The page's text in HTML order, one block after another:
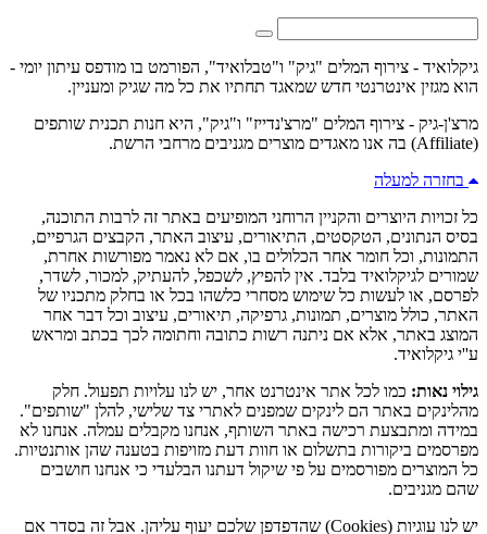
גיקלואיד - צירוף המלים "גיק" ו"טבלואיד", הפורמט בו מודפס עיתון יומי -
הוא מגזין אינטרנטי חדש שמאגד תחתיו את כל מה שגיק ומעניין.
מרצ'ן-גיק - צירוף המלים "מרצ'נדייז" ו"גיק", היא חנות תכנית שותפים
(Affiliate) בה אנו מאגדים מוצרים מגניבים מרחבי הרשת.
בחזרה למעלה
כל זכויות היוצרים והקניין הרוחני המופיעים באתר זה לרבות התוכנה,
בסיס הנתונים, הטקסטים, התיאורים, עיצוב האתר, הקבצים הגרפיים,
התמונות, וכל חומר אחר הכלולים בו, אם לא נאמר מפורשות אחרת,
שמורים לגיקלואיד בלבד. אין להפיץ, לשכפל, להעתיק, למכור, לשדר,
לפרסם, או לעשות כל שימוש מסחרי כלשהו בכל או בחלק מתכניו של
האתר, כולל מוצרים, תמונות, גרפיקה, תיאורים, עיצוב וכל דבר אחר
המוצג באתר, אלא אם ניתנה רשות כתובה וחתומה לכך בכתב ומראש
ע''י גיקלואיד.
גילוי נאות: כמו לכל אתר אינטרנט אחר, יש לנו עלויות תפעול. חלק
מהלינקים באתר הם לינקים שמפנים לאתרי צד שלישי, להלן "שותפים".
במידה ומתבצעת רכישה באתר השותף, אנחנו מקבלים עמלה. אנחנו לא
מפרסמים ביקורות בתשלום או חוות דעת מזויפות בטענה שהן אותנטיות.
כל המוצרים מפורסמים על פי שיקול דעתנו הבלעדי כי אנחנו חושבים
שהם מגניבים.
יש לנו עוגיות (Cookies) שהדפדפן שלכם יעוף עליהן. אבל זה בסדר אם